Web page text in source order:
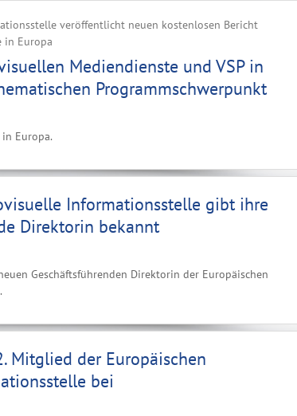
veröffentlicht neuen kostenlosen Bericht
in Europa
Mediendienste und VSP in
Programmschwerpunkt
Europa.
Informationsstelle gibt ihre
Direktorin bekannt
Geschäftsführenden Direktorin der Europäischen
Mitglied der Europäischen
bei